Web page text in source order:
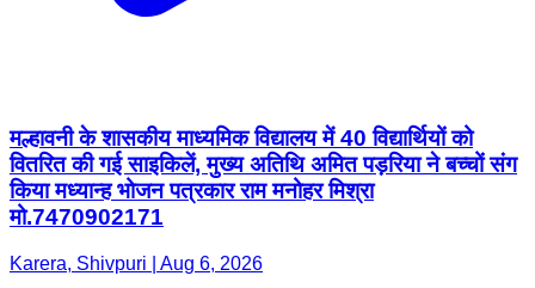
मल्हावनी के शासकीय माध्यमिक विद्यालय में 40 विद्यार्थियों को
वितरित की गई साइकिलें, मुख्य अतिथि अमित पड़रिया ने बच्चों संग
किया मध्यान्ह भोजन पत्रकार राम मनोहर मिश्रा
मो.7470902171
Karera, Shivpuri | Aug 6, 2026